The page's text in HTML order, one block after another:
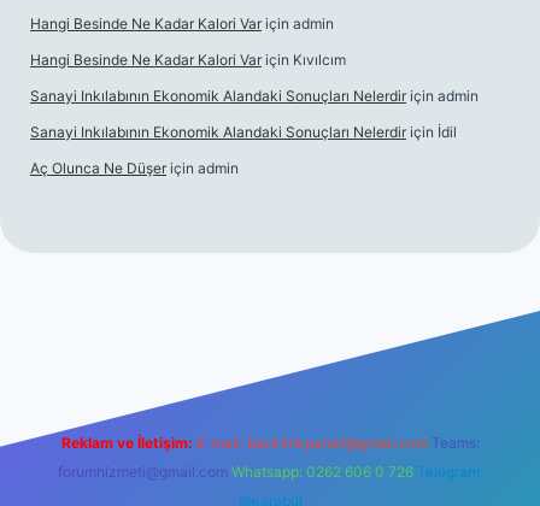
Hangi Besinde Ne Kadar Kalori Var için admin
Hangi Besinde Ne Kadar Kalori Var için Kıvılcım
Sanayi Inkılabının Ekonomik Alandaki Sonuçları Nelerdir için admin
Sanayi Inkılabının Ekonomik Alandaki Sonuçları Nelerdir için İdil
Aç Olunca Ne Düşer için admin
Reklam ve İletişim: E-mail: backlinkpaneli@gmail.com Teams:
forumhizmeti@gmail.com Whatsapp: 0262 606 0 726 Telegram:
@karabul